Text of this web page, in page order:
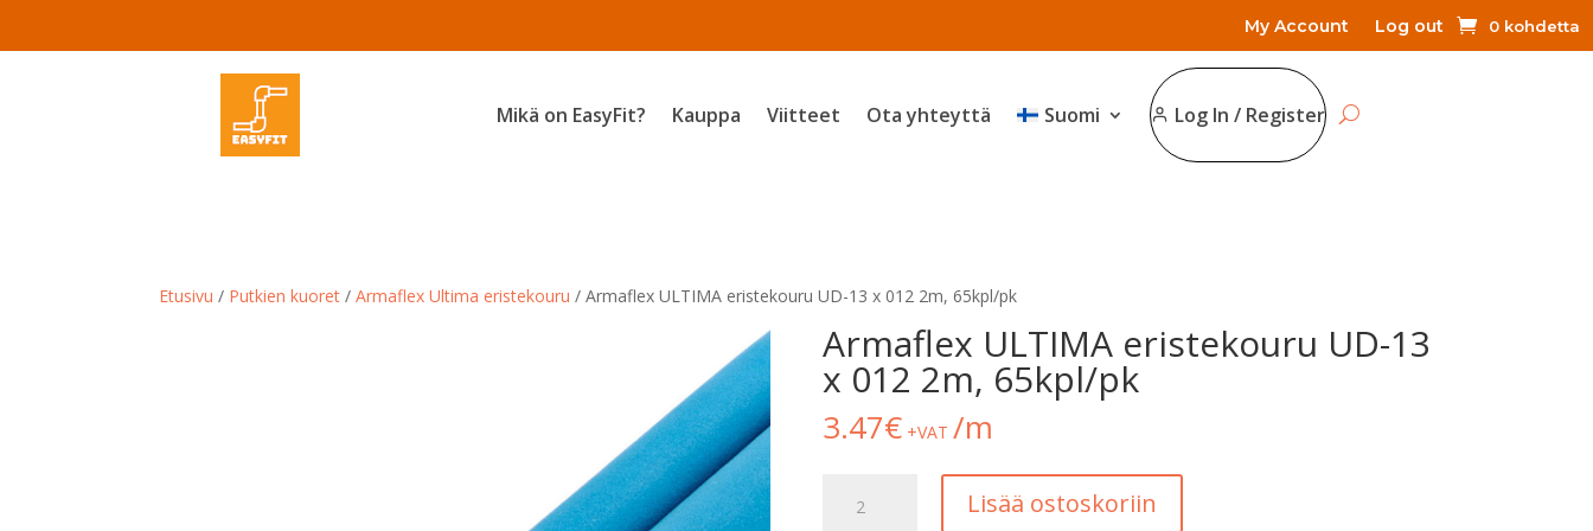
My Account Log out 0 kohdetta
Mikä on EasyFit? Kauppa Viitteet Ota yhteyttä Suomi Log In / Register
Etusivu / Putkien kuoret /Armaflex Ultima eristekouru / Armaflex ULTIMA eristekouru UD-13 x 012 2m, 65kpl/pk
Armaflex ULTIMA eristekouru UD-13
x 012 2m, 65kpl/pk
3.47€ +VAT /m
ULTIMA
Lisää ostoskoriin